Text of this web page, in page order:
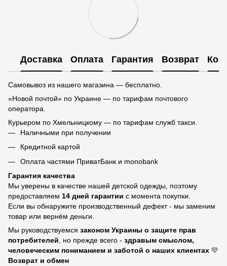
Доставка Оплата Гарантия Возврат
Самовывоз из нашего магазина — бесплатно.
«Новой почтой» по Украине — по тарифам почтового
оператора.
Курьером по Хмельницкому — по тарифам служб такси.
Наличными при получении
Кредитной картой
Оплата частями ПриватБанк и monobank
Гарантия качества
Мы уверены в качестве нашей детской одежды, поэтому
предоставляем 14 дней гарантии с момента покупки.
Если вы обнаружите производственный дефект - мы заменим
товар или вернём деньги.
Мы руководствуемся законом Украины о защите прав
потребителей , но прежде всего - здравым смыслом,
человеческим пониманием и заботой о наших клиентах 💛
Возврат и обмен